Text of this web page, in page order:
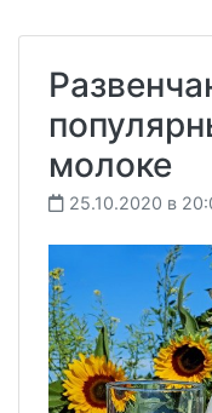
молоке
25.10.2020 в